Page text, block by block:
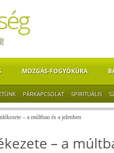
MOZGÁS-FOGYÓKÚRA
PÁRKAPCSOLAT SPIRITUÁLIS
– a múltban és a jelenben
– a